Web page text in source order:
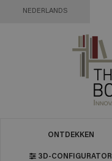
NEDERLANDS
ONTDEKKEN
3D-CONFIGURATOR